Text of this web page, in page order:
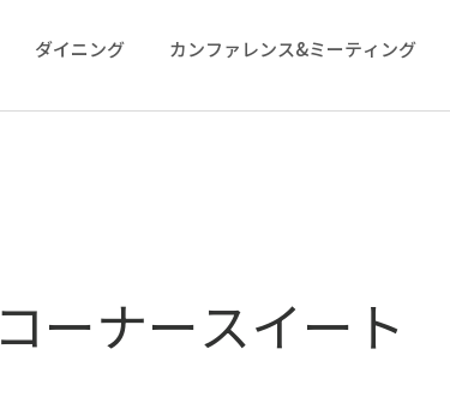
ダイニング カンファレンス&ミーティング
コーナースイート